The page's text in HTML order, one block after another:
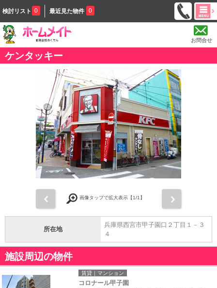
検討リスト 0 最近見た物件 0
お問合せ
ケンタッキー
画像タップで拡大表示【1/1】
所在地
兵庫県西宮市甲子園口２丁目１－３
４
施設周辺の物件
賃貸｜マンション
コロナール甲子園